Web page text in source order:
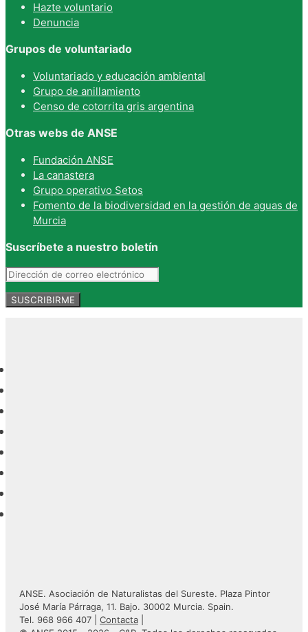
Hazte voluntario
Denuncia
Grupos de voluntariado
Voluntariado y educación ambiental
Grupo de anillamiento
Censo de cotorrita gris argentina
Otras webs de ANSE
Fundación ANSE
La canastera
Grupo operativo Setos
Fomento de la biodiversidad en la gestión de aguas de
Murcia
Suscríbete a nuestro boletín
ANSE. Asociación de Naturalistas del Sureste. Plaza Pintor
José María Párraga, 11. Bajo. 30002 Murcia. Spain.
Tel. 968 966 407 | Contacta